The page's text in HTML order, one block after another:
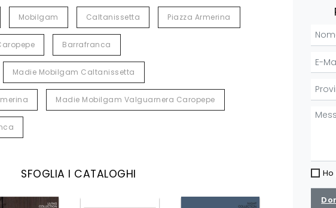
Mobilgam Caltanissetta Piazza Armerina
Barrafranca
Madie Mobilgam Caltanissetta
Madie Mobilgam Valguarnera Caropepe
SFOGLIA I CATALOGHI